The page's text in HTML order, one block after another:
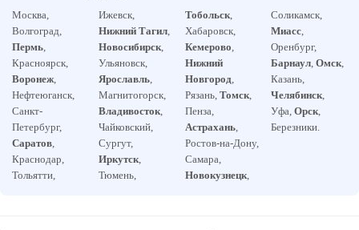
Москва,
Волгоград,
Пермь,
Красноярск,
Воронеж,
Нефтеюганск,
Санкт-
Петербург,
Саратов,
Краснодар,
Тольятти,
Ижевск,
Нижний Тагил,
Новосибирск,
Ульяновск,
Ярославль,
Магнитогорск,
Владивосток,
Чайковский,
Сургут,
Иркутск,
Тюмень,
Тобольск,
Хабаровск,
Кемерово,
Нижний
Новгород,
Рязань, Томск,
Пенза,
Астрахань,
Ростов-на-Дону,
Самара,
Новокузнецк,
Соликамск,
Миасс,
Оренбург,
Барнаул,Омск,
Казань,
Челябинск,
Уфа,Орск,
Березники.